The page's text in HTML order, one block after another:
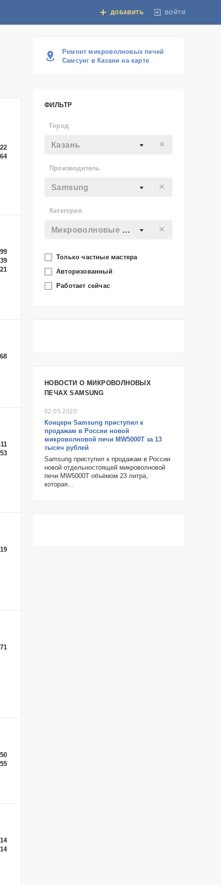
ВОЙТИ
ДОБАВИТЬ
Ремонт микроволновых печей
Самсунг в Казани на карте
ФИЛЬТР
Город
Казань
Производитель
Samsung
Категория
Микроволновые печи
Только частные мастера
Авторизованный
Работает сейчас
НОВОСТИ О МИКРОВОЛНОВЫХ
ПЕЧАХ SAMSUNG
02.05.2020
Концерн Samsung​ приступил к
продажам в России новой ​
микроволновой печи MW5000T​ за 13
тысяч рублей
Samsung приступил к продажам в России
новой отдельностоящей микроволновой
печи MW5000T объёмом 23 литра,
которая...